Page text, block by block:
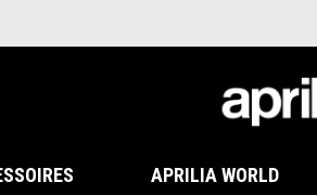
APRILIA WORLD